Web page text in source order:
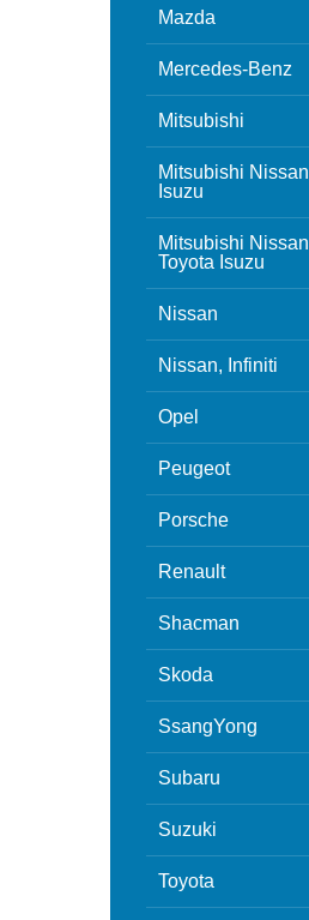
Mazda
Mercedes-Benz
Mitsubishi
Mitsubishi Nissan
Isuzu
Mitsubishi Nissan
Toyota Isuzu
Nissan
Nissan, Infiniti
Opel
Peugeot
Porsche
Renault
Shacman
Skoda
SsangYong
Subaru
Suzuki
Toyota